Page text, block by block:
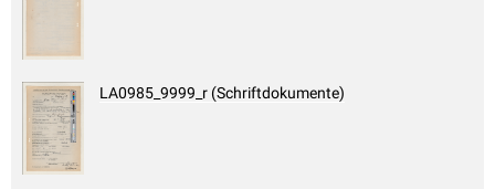
LA0985_9999_r (Schriftdokumente)